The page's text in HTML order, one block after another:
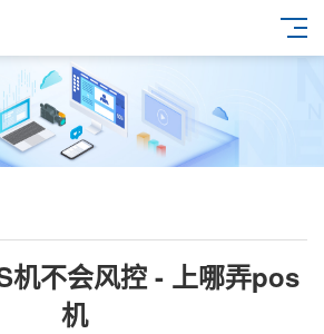
机不会风控 - 上哪弄pos
机